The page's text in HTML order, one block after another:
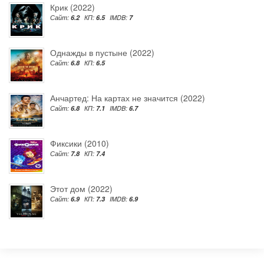
Крик (2022)
Сайт: 6.2 КП: 6.5 IMDB: 7
Однажды в пустыне (2022)
Сайт: 6.8 КП: 6.5
Анчартед: На картах не значится (2022)
Сайт: 6.8 КП: 7.1 IMDB: 6.7
Фиксики (2010)
Сайт: 7.8 КП: 7.4
Этот дом (2022)
Сайт: 6.9 КП: 7.3 IMDB: 6.9